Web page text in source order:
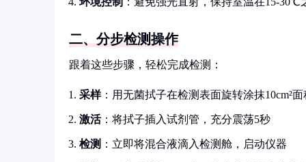
二、分步检测操作
跟着这些步骤，轻松完成检测：
采样：用无菌拭子在检测表面旋转涂抹10cm²面
激活：将拭子插入试剂管，充分震荡5秒
检测 ：立即将混合液滴入检测舱，启动仪器